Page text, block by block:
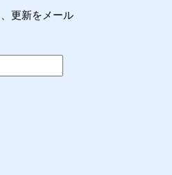
更新をメール